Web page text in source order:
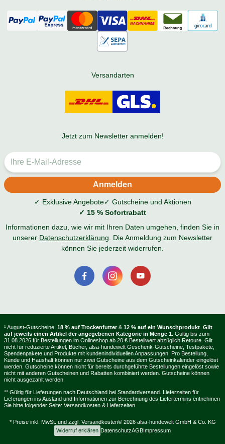
Versandarten
Jetzt zum Newsletter anmelden!
✓ Exklusive Angebote✓ Gutscheine und Aktionen
✓ 15 % Sofortrabatt
Informationen dazu, wie wir mit Ihren Daten umgehen, finden Sie in
unserer Datenschutzerklärung . Die Anmeldung zum Newsletter
können Sie jederzeit widerrufen.
¹ August-Gutscheine: 18 % auf Trockenfutter & 12 % auf ein Wunschprodukt Gilt
auf jeweils einen Artikel der angegebenen Kategorie in Menge 1. Gültig bis zum
31.08.2026 für Bestellungen im Onlineshop ab 20 € Bestellwert abzüglich Retoure. Gilt
nicht für reduzierte Artikel, Bücher, alsa-hundewelt Geschenk-Gutscheine, Testpakete,
Spendenpakete und Produkte mit kundenindividuellen Anpassungen. Pro Bestellung,
Kunde und Haushalt können nur zwei Gutscheine aus dem Gutscheinkalender eingelöst
werden. Gutscheine können nicht für bereits durchgeführte Bestellungen eingelöst sowie
nicht mit anderen Gutscheinen und Rabatten kombiniert werden. Gutscheine können
nicht ausgezahlt werden.
** Gültig für Lieferungen nach Deutschland bei Standardversand. Lieferzeiten für
Lieferungen ins Ausland und Informationen zur Berechnung des Liefertermins entnehmen
Sie bitte folgender Seite: Versandkosten & Lieferzeiten
* Preise inkl. MwSt. und zzgl. Versandkosten© 2026 alsa-hundewelt GmbH & Co. KG
Widerruf erklären DatenschutzAGBImpressum